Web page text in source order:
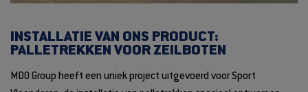
INSTALLATIE VAN ONS PRODUCT:
PALLETREKKEN VOOR ZEILBOTEN
MDO Group heeft een uniek project uitgevoerd voor Sport